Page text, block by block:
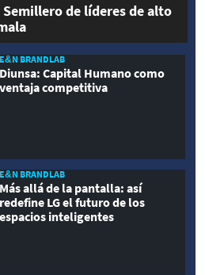
de líderes de alto
E&N BRANDLAB
Diunsa: Capital Humano como
ventaja competitiva
E&N BRANDLAB
Más allá de la pantalla: así
redefine LG el futuro de los
espacios inteligentes